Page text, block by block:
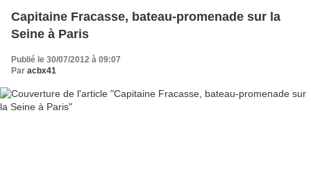
Capitaine Fracasse, bateau-promenade sur la
Seine à Paris
Publié le 30/07/2012 à 09:07
Par acbx41